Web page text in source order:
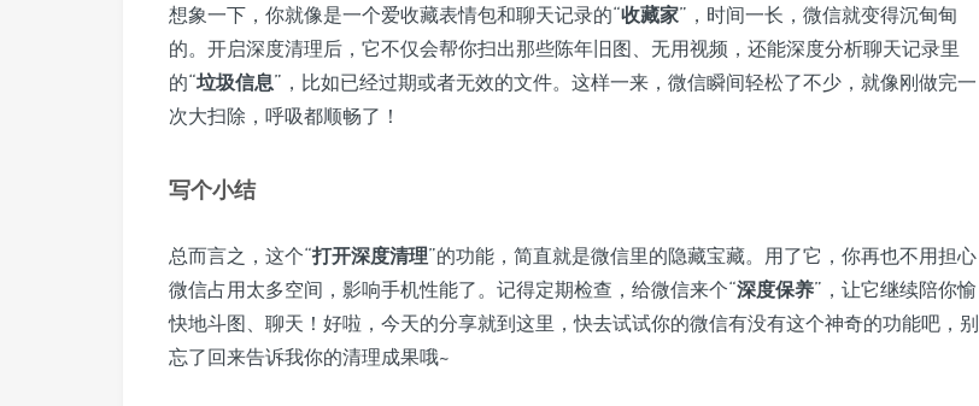
想象一下，你就像是一个爱收藏表情包和聊天记录的“收藏家”，时间一长，微信就变得沉甸甸
的。开启深度清理后，它不仅会帮你扫出那些陈年旧图、无用视频，还能深度分析聊天记录里
的“垃圾信息”，比如已经过期或者无效的文件。这样一来，微信瞬间轻松了不少，就像刚做完一
次大扫除，呼吸都顺畅了！
写个小结
总而言之，这个“打开深度清理”的功能，简直就是微信里的隐藏宝藏。用了它，你再也不用担心
微信占用太多空间，影响手机性能了。记得定期检查，给微信来个“深度保养”，让它继续陪你愉
快地斗图、聊天！好啦，今天的分享就到这里，快去试试你的微信有没有这个神奇的功能吧，别
忘了回来告诉我你的清理成果哦~